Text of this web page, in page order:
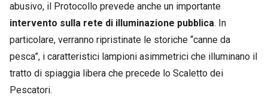
abusivo, il Protocollo prevede anche un importante
intervento sulla rete di illuminazione pubblica. In
particolare, verranno ripristinate le storiche “canne da
pesca”, i caratteristici lampioni asimmetrici che illuminano il
tratto di spiaggia libera che precede lo Scaletto dei
Pescatori.